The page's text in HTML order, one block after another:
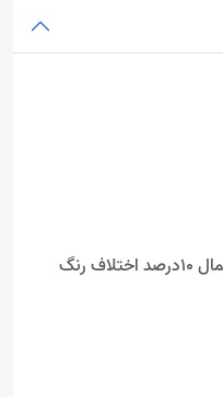
باتوجه به نور وفضای عکاسی احتمال 10درصد اختلاف رنگ